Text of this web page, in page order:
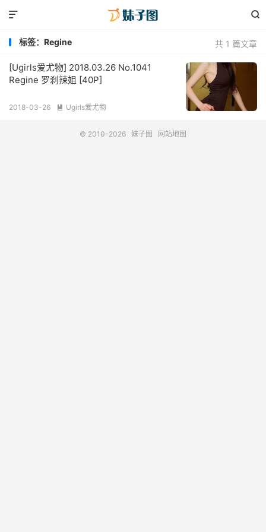


共 1 篇文章
标签：Regine
[Ugirls爱尤物] 2018.03.26 No.1041
Regine 罗刹辣姐 [40P]
2018-03-26  Ugirls爱尤物
© 2010-2026 妹子图 网站地图